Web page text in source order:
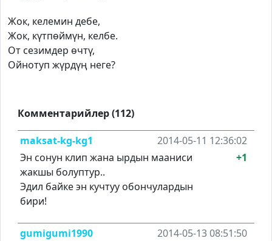
Жок, келемин дебе,
Жок, күтпөймүн, келбе.
От сезимдер өчтү,
Ойнотуп жүрдүң неге?
Комментарийлер (112)
maksat-kg-kg1
2014-05-11 12:36:02
Эн сонун клип жана ырдын мааниси
жакшы болуптур..
Эдил байке эн кучтуу обончулардын
бири!
+1
gumigumi1990
2014-05-13 08:51:50